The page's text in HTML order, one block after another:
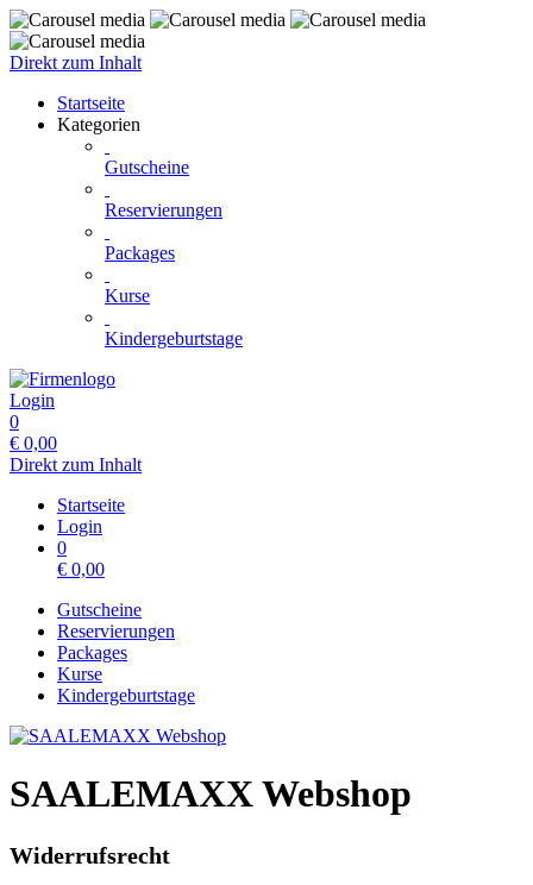
Direkt zum Inhalt
Startseite
Kategorien
Gutscheine
Reservierungen
Packages
Kurse
Kindergeburtstage
Login
0
€ 0,00
Direkt zum Inhalt
Startseite
Login
0
€ 0,00
Gutscheine
Reservierungen
Packages
Kurse
Kindergeburtstage
SAALEMAXX Webshop
Widerrufsrecht